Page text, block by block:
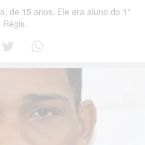
de 15 anos. Ele era aluno do 1°
Régis.